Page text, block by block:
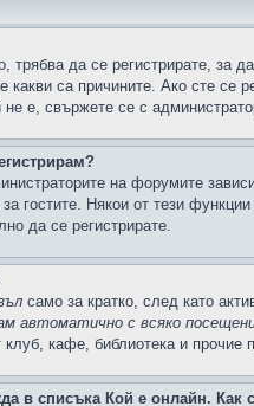
трябва да се регистрирате,
какви са причините. Ако сте
е, свържете се с
на форумите
гостите. Някои от тези
да се регистрирате.
само за кратко, след като
автоматично с всяко
клуб, кафе, библиотека и
в списъка Кой е онлайн. Как